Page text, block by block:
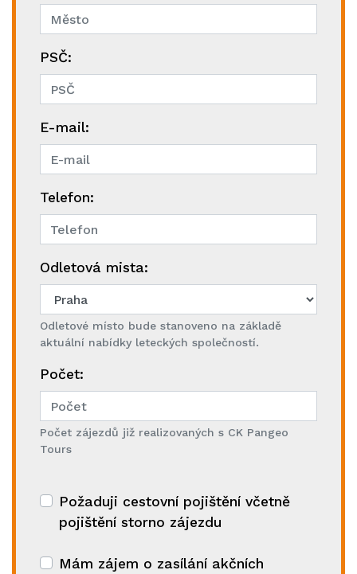
PSČ:
E-mail:
Telefon:
Odletová mista:
Odletové místo bude stanoveno na základě
aktuální nabídky leteckých společností.
Počet:
Počet zájezdů již realizovaných s CK Pangeo
Tours
Požaduji cestovní pojištění včetně
pojištění storno zájezdu
Mám zájem o zasílání akčních